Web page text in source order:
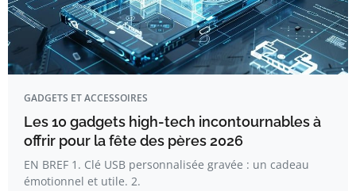
GADGETS ET ACCESSOIRES
Les 10 gadgets high-tech incontournables à
offrir pour la fête des pères 2026
EN BREF 1. Clé USB personnalisée gravée : un cadeau
émotionnel et utile. 2.